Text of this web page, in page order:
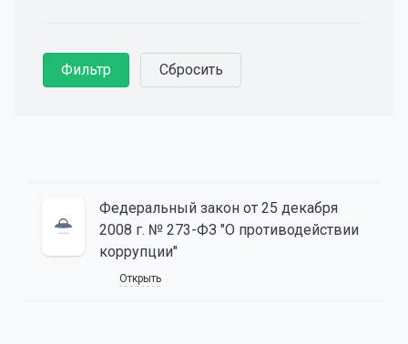
Федеральный закон от 25 декабря
2008 г. № 273-ФЗ "О противодействии
коррупции"
Открыть